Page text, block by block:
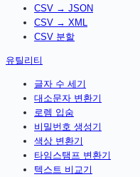
CSV → JSON
CSV → XML
CSV 분할
유틸리티
글자 수 세기
대소문자 변환기
로렘 입숨
비밀번호 생성기
색상 변환기
타임스탬프 변환기
텍스트 비교기